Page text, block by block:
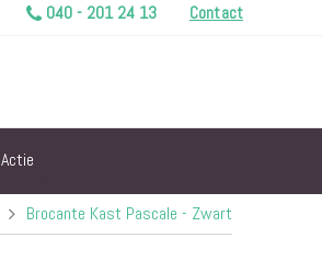
040 - 201 24 13 Contact
Actie
Brocante Kast Pascale - Zwart